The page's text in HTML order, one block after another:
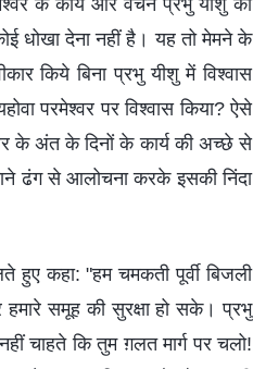
के कार्य और वचन प्रभु यीशु की
धोखा देना नहीं है। यह तो मेमने के
किये बिना प्रभु यीशु में विश्वास
परमेश्वर पर विश्वास किया? ऐसे
के अंत के दिनों के कार्य की अच्छे से
ढंग से आलोचना करके इसकी निंदा
हुए कहा: "हम चमकती पूर्वी बिजली
समूह की सुरक्षा हो सके। प्रभु
चाहते कि तुम ग़लत मार्ग पर चलो!